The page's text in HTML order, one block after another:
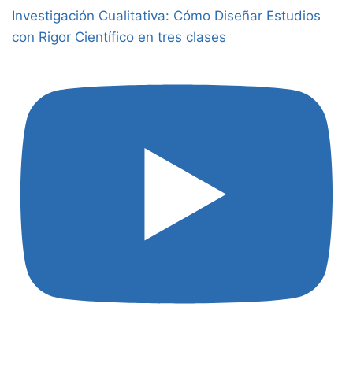
Investigación Cualitativa: Cómo Diseñar Estudios
con Rigor Científico en tres clases